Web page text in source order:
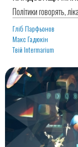
Політики говорять,
Гліб Парфьонов
Макс Гадюкін
Твій Intermarium